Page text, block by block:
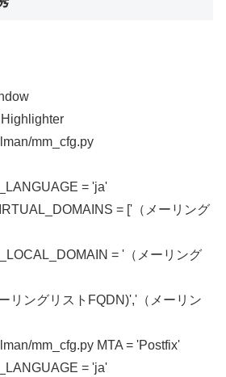
mm_cfg.py
= 'ja'
= '（メーリング
= '（メーリング
リングリストFQDN)','（メーリン
mm_cfg.py MTA = 'Postfix'
= 'ja'